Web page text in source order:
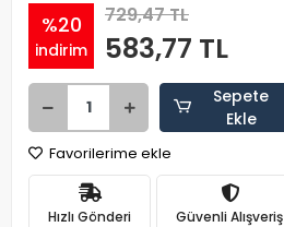
%20
indirim
729,47 TL
583,77 TL
Sepete
Ekle
Favorilerime ekle
Hızlı Gönderi Güvenli Alışveriş